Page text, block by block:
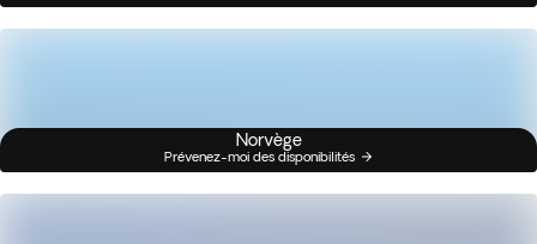
Norvège
Prévenez-moi des disponibilités